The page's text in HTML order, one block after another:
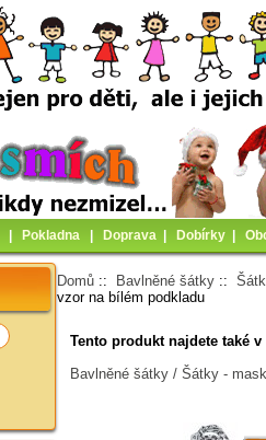
Pokladna Doprava Dobírky
Domů :: Bavlněné šátky ::
vzor na bílém podkladu
Tento produkt najdete také
Bavlněné šátky / Šátky -